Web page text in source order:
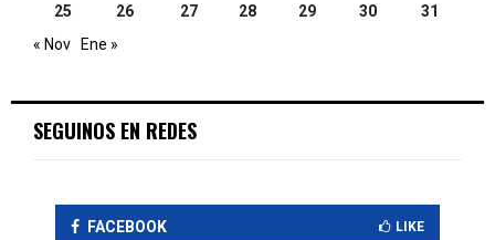
25 26 27 28 29 30
31
« Nov
Ene »
SEGUINOS EN REDES
FACEBOOK LIKE